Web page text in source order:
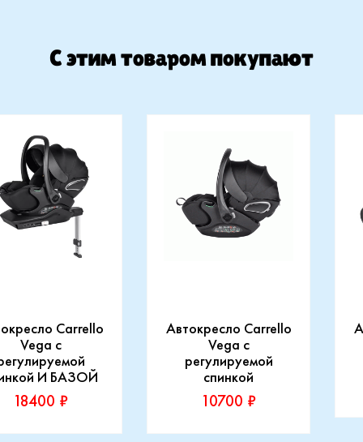
C этим товаром покупают
Carrello
Vega с
И БАЗОЙ
18400 ₽
Автокресло Carrello
Vega с
регулируемой
спинкой
10700 ₽
Производитель: